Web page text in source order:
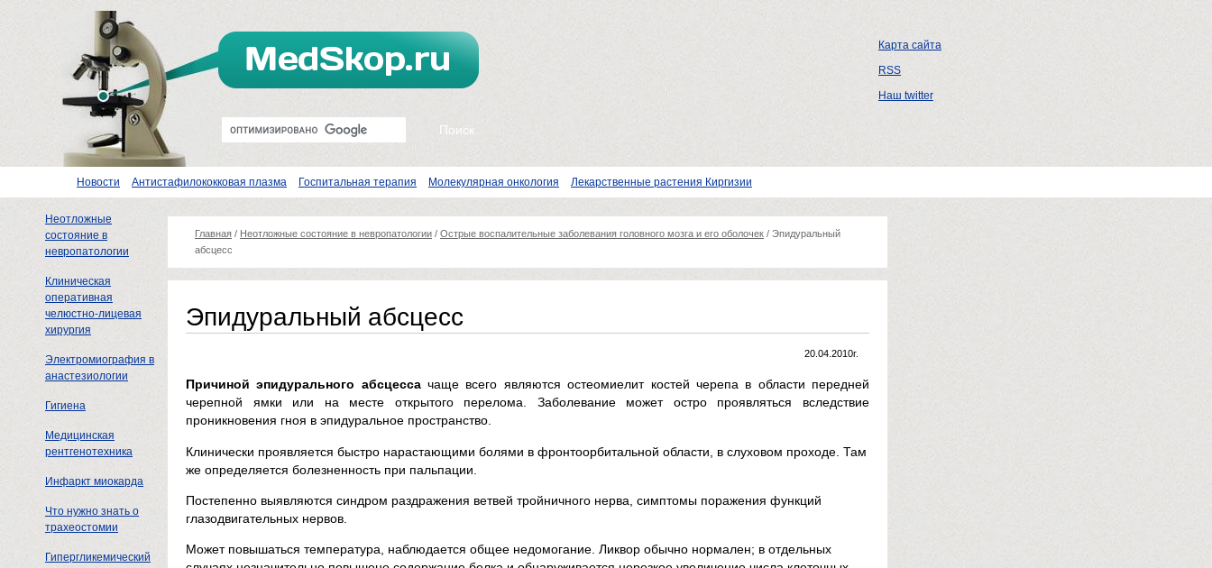
Карта сайта
RSS
Наш twitter
Новости Антистафилококковая плазма Госпитальная терапия Молекулярная онкология Лекарственные растения Киргизии
Неотложные
состояние в
невропатологии
Клиническая
оперативная
челюстно-лицевая
хирургия
Электромиография в
анастезиологии
Гигиена
Медицинская
рентгенотехника
Инфаркт миокарда
Что нужно знать о
трахеостомии
Гипергликемический
Главная / Неотложные состояние в невропатологии / Острые воспалительные заболевания головного мозга и его оболочек / Эпидуральный
абсцесс
Эпидуральный абсцесс
20.04.2010г.
Причиной эпидурального абсцессачаще всего являются остеомиелит костей черепа в области передней
черепной ямки или на месте открытого перелома. Заболевание может остро проявляться вследствие
проникновения гноя в эпидуральное пространство.
Клинически проявляется быстро нарастающими болями в фронтоорбитальной области, в слуховом проходе. Там
же определяется болезненность при пальпации.
Постепенно выявляются синдром раздражения ветвей тройничного нерва, симптомы поражения функций
глазодвигательных нервов.
Может повышаться температура, наблюдается общее недомогание. Ликвор обычно нормален; в отдельных